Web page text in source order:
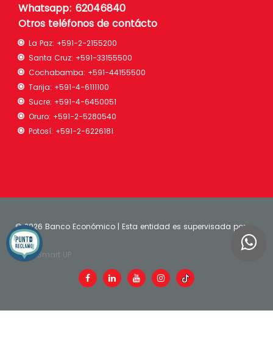
Whatsapp: 62046840
Otros teléfonos de contácto
La Paz: +591-2-2155200
Santa Cruz: +591-33155500
Cochabamba: +591-44155500
Tarija: +591-4-6111100
Sucre: +591-4-6450051
Oruro: +591-2-5280540
Potosí: +591-2-6226181
©2026 Banco Económico | Esta entidad es supervisada por
ASFI| Smart UP